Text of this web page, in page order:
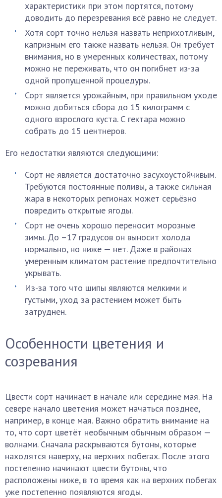
характеристики при этом портятся, потому
доводить до перезревания всё равно не следует.
Хотя сорт точно нельзя назвать неприхотливым,
капризным его также назвать нельзя. Он требует
внимания, но в умеренных количествах, потому
можно не переживать, что он погибнет из-за
одной пропущенной процедуры.
Сорт является урожайным, при правильном уходе
можно добиться сбора до 15 килограмм с
одного взрослого куста. С гектара можно
собрать до 15 центнеров.
Его недостатки являются следующими:
Сорт не является достаточно засухоустойчивым.
Требуются постоянные поливы, а также сильная
жара в некоторых регионах может серьёзно
повредить открытые ягоды.
Сорт не очень хорошо переносит морозные
зимы. До –17 градусов он выносит холода
нормально, но ниже — нет. Даже в районах
умеренным климатом растение предпочтительно
укрывать.
Из-за того что шипы являются мелкими и
густыми, уход за растением может быть
затруднен.
Особенности цветения и
созревания
Цвести сорт начинает в начале или середине мая. На
севере начало цветения может начаться позднее,
например, в конце мая. Важно обратить внимание на
то, что сорт цветёт необычным обычным образом —
волнами. Сначала раскрываются бутоны, которые
находятся наверху, на верхних побегах. После этого
постепенно начинают цвести бутоны, что
расположены ниже, в то время как на верхних побегах
уже постепенно появляются ягоды.